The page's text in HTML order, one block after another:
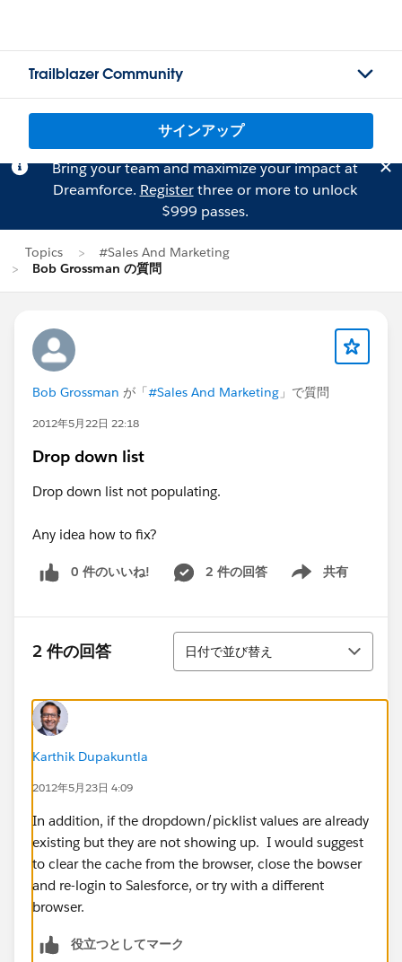
Trailblazer Community
サインアップ
Bring your team and maximize your impact at
Dreamforce. Registerthree or more to unlock
$999 passes.
Topics
#Sales And Marketing
Bob Grossman の質問
Bob Grossman が「#Sales And Marketing 」で質問
2012年5月22日 22:18
Drop down list
Drop down list not populating.
Any idea how to fix?
0 件のいいね! 2 件の回答 共有
Show menu
2 件の回答
並び替え
日付で並び替え
Karthik Dupakuntla
2012年5月23日 4:09
In addition, if the dropdown/picklist values are already
existing but they are not showing up. I would suggest
to clear the cache from the browser, close the bowser
and re-login to Salesforce, or try with a different
browser.
役立つとしてマーク